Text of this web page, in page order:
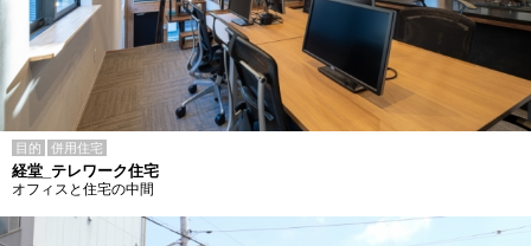
目的 併用住宅
経堂_テレワーク住宅
オフィスと住宅の中間